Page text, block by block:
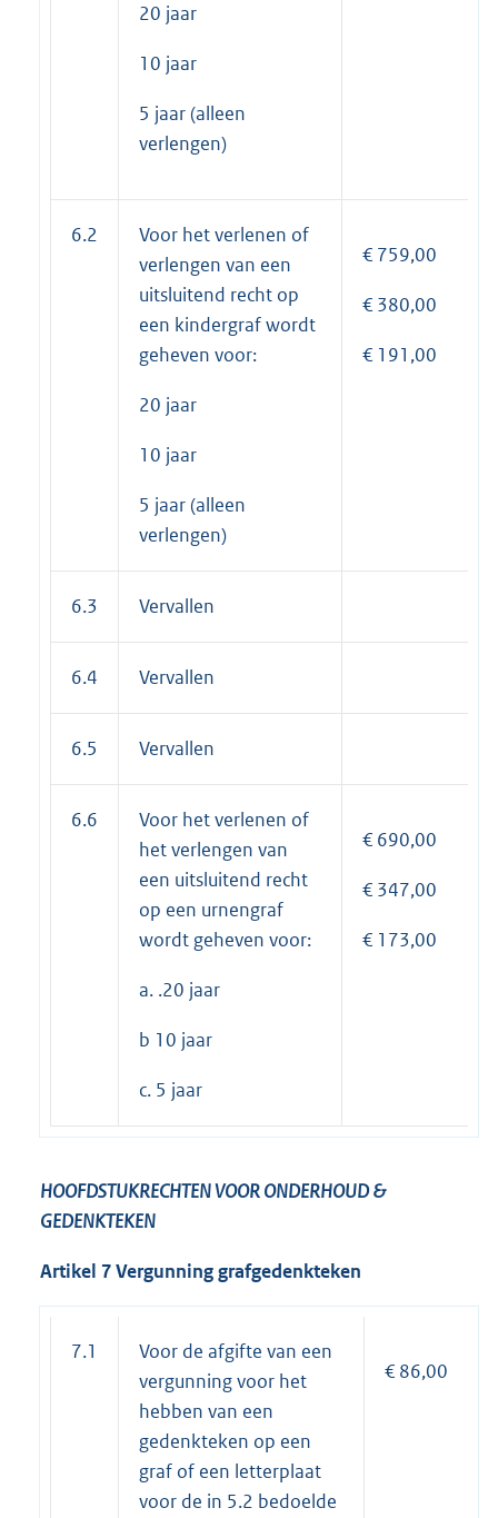
20 jaar
10 jaar
5 jaar (alleen
verlengen)
6.2
Voor het verlenen of
verlengen van een
uitsluitend recht op
een kindergraf wordt
geheven voor:
20 jaar
10 jaar
5 jaar (alleen
verlengen)
€ 759,00
€ 380,00
€ 191,00
6.3 Vervallen
6.4 Vervallen
6.5 Vervallen
6.6
Voor het verlenen of
het verlengen van
een uitsluitend recht
op een urnengraf
wordt geheven voor:
a. .20 jaar
b 10 jaar
c. 5 jaar
€ 690,00
€ 347,00
€ 173,00
HOOFDSTUKRECHTEN VOOR ONDERHOUD &
GEDENKTEKEN
Artikel 7 Vergunning grafgedenkteken
7.1
Voor de afgifte van een
vergunning voor het
hebben van een
gedenkteken op een
graf of een letterplaat
voor de in 5.2 bedoelde
€ 86,00